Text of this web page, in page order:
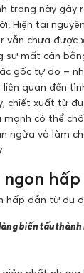
trạng này gây
Hiện tại
vẫn chưa được
sự mất cân
gốc tự do –
quan đến
chiết xuất từ
mạnh có thể
ngừa và làm
ngon
biến tấu